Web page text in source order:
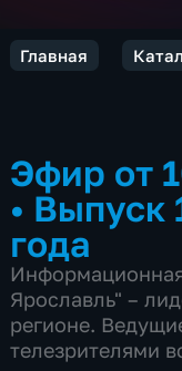
Главная
Эфир от
• Выпуск
года
Ярославль" –
регионе.
телезрителями